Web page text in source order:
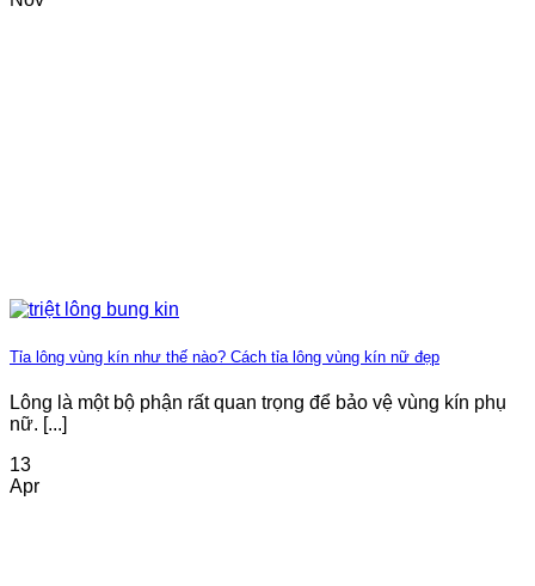
Tỉa lông vùng kín như thế nào? Cách tỉa lông vùng kín nữ đẹp
Lông là một bộ phận rất quan trọng để bảo vệ vùng kín phụ
nữ. [...]
13
Apr